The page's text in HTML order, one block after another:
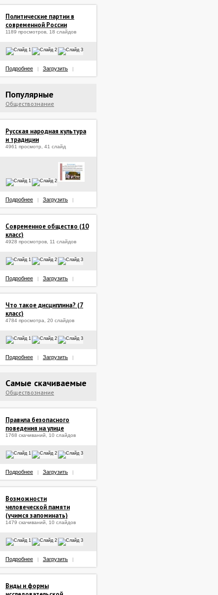
Политические партии в
современной России
1189 просмотров, 18 слайдов
Подробнее Загрузить
Популярные
Обществознание
Русская народная культура
и традиции
4961 просмотр, 41 слайд
Подробнее Загрузить
Современное общество (10
класс)
4928 просмотров, 11 слайдов
Подробнее Загрузить
Что такое дисциплина? (7
класс)
4784 просмотра, 20 слайдов
Подробнее Загрузить
Самые скачиваемые
Обществознание
Правила безопасного
поведения на улице
1768 скачиваний, 10 слайдов
Подробнее Загрузить
Возможности
человеческой памяти
(учимся запоминать)
1479 скачиваний, 10 слайдов
Подробнее Загрузить
Виды и формы